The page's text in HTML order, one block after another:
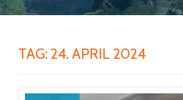
TAG: 24. APRIL 2024